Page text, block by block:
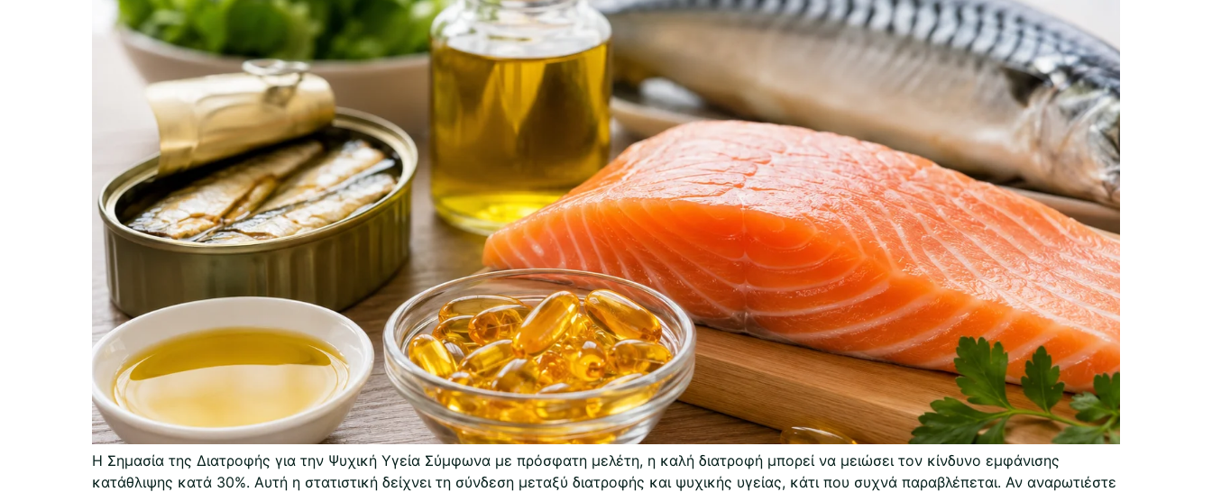
Η Σημασία της Διατροφής για την Ψυχική Υγεία Σύμφωνα με πρόσφατη μελέτη, η καλή διατροφή μπορεί να μειώσει τον κίνδυνο εμφάνισης
κατάθλιψης κατά 30%. Αυτή η στατιστική δείχνει τη σύνδεση μεταξύ διατροφής και ψυχικής υγείας, κάτι που συχνά παραβλέπεται. Αν αναρωτιέστε